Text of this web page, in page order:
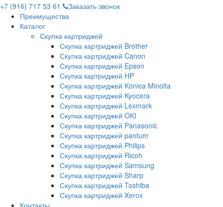
+7 (916) 717 53 61
Заказать звонок
Преимущества
Каталог
Скупка картриджей
Скупка картриджей Brother
Скупка картриджей Canon
Скупка картриджей Epson
Скупка картриджей HP
Скупка картриджей Konica Minolta
Скупка картриджей Kyocera
Скупка картриджей Lexmark
Скупка картриджей OKI
Скупка картриджей Panasonic
Скупка картриджей pantum
Скупка картриджей Philips
Скупка картриджей Ricoh
Скупка картриджей Samsung
Скупка картриджей Sharp
Скупка картриджей Toshiba
Скупка картриджей Xerox
Контакты